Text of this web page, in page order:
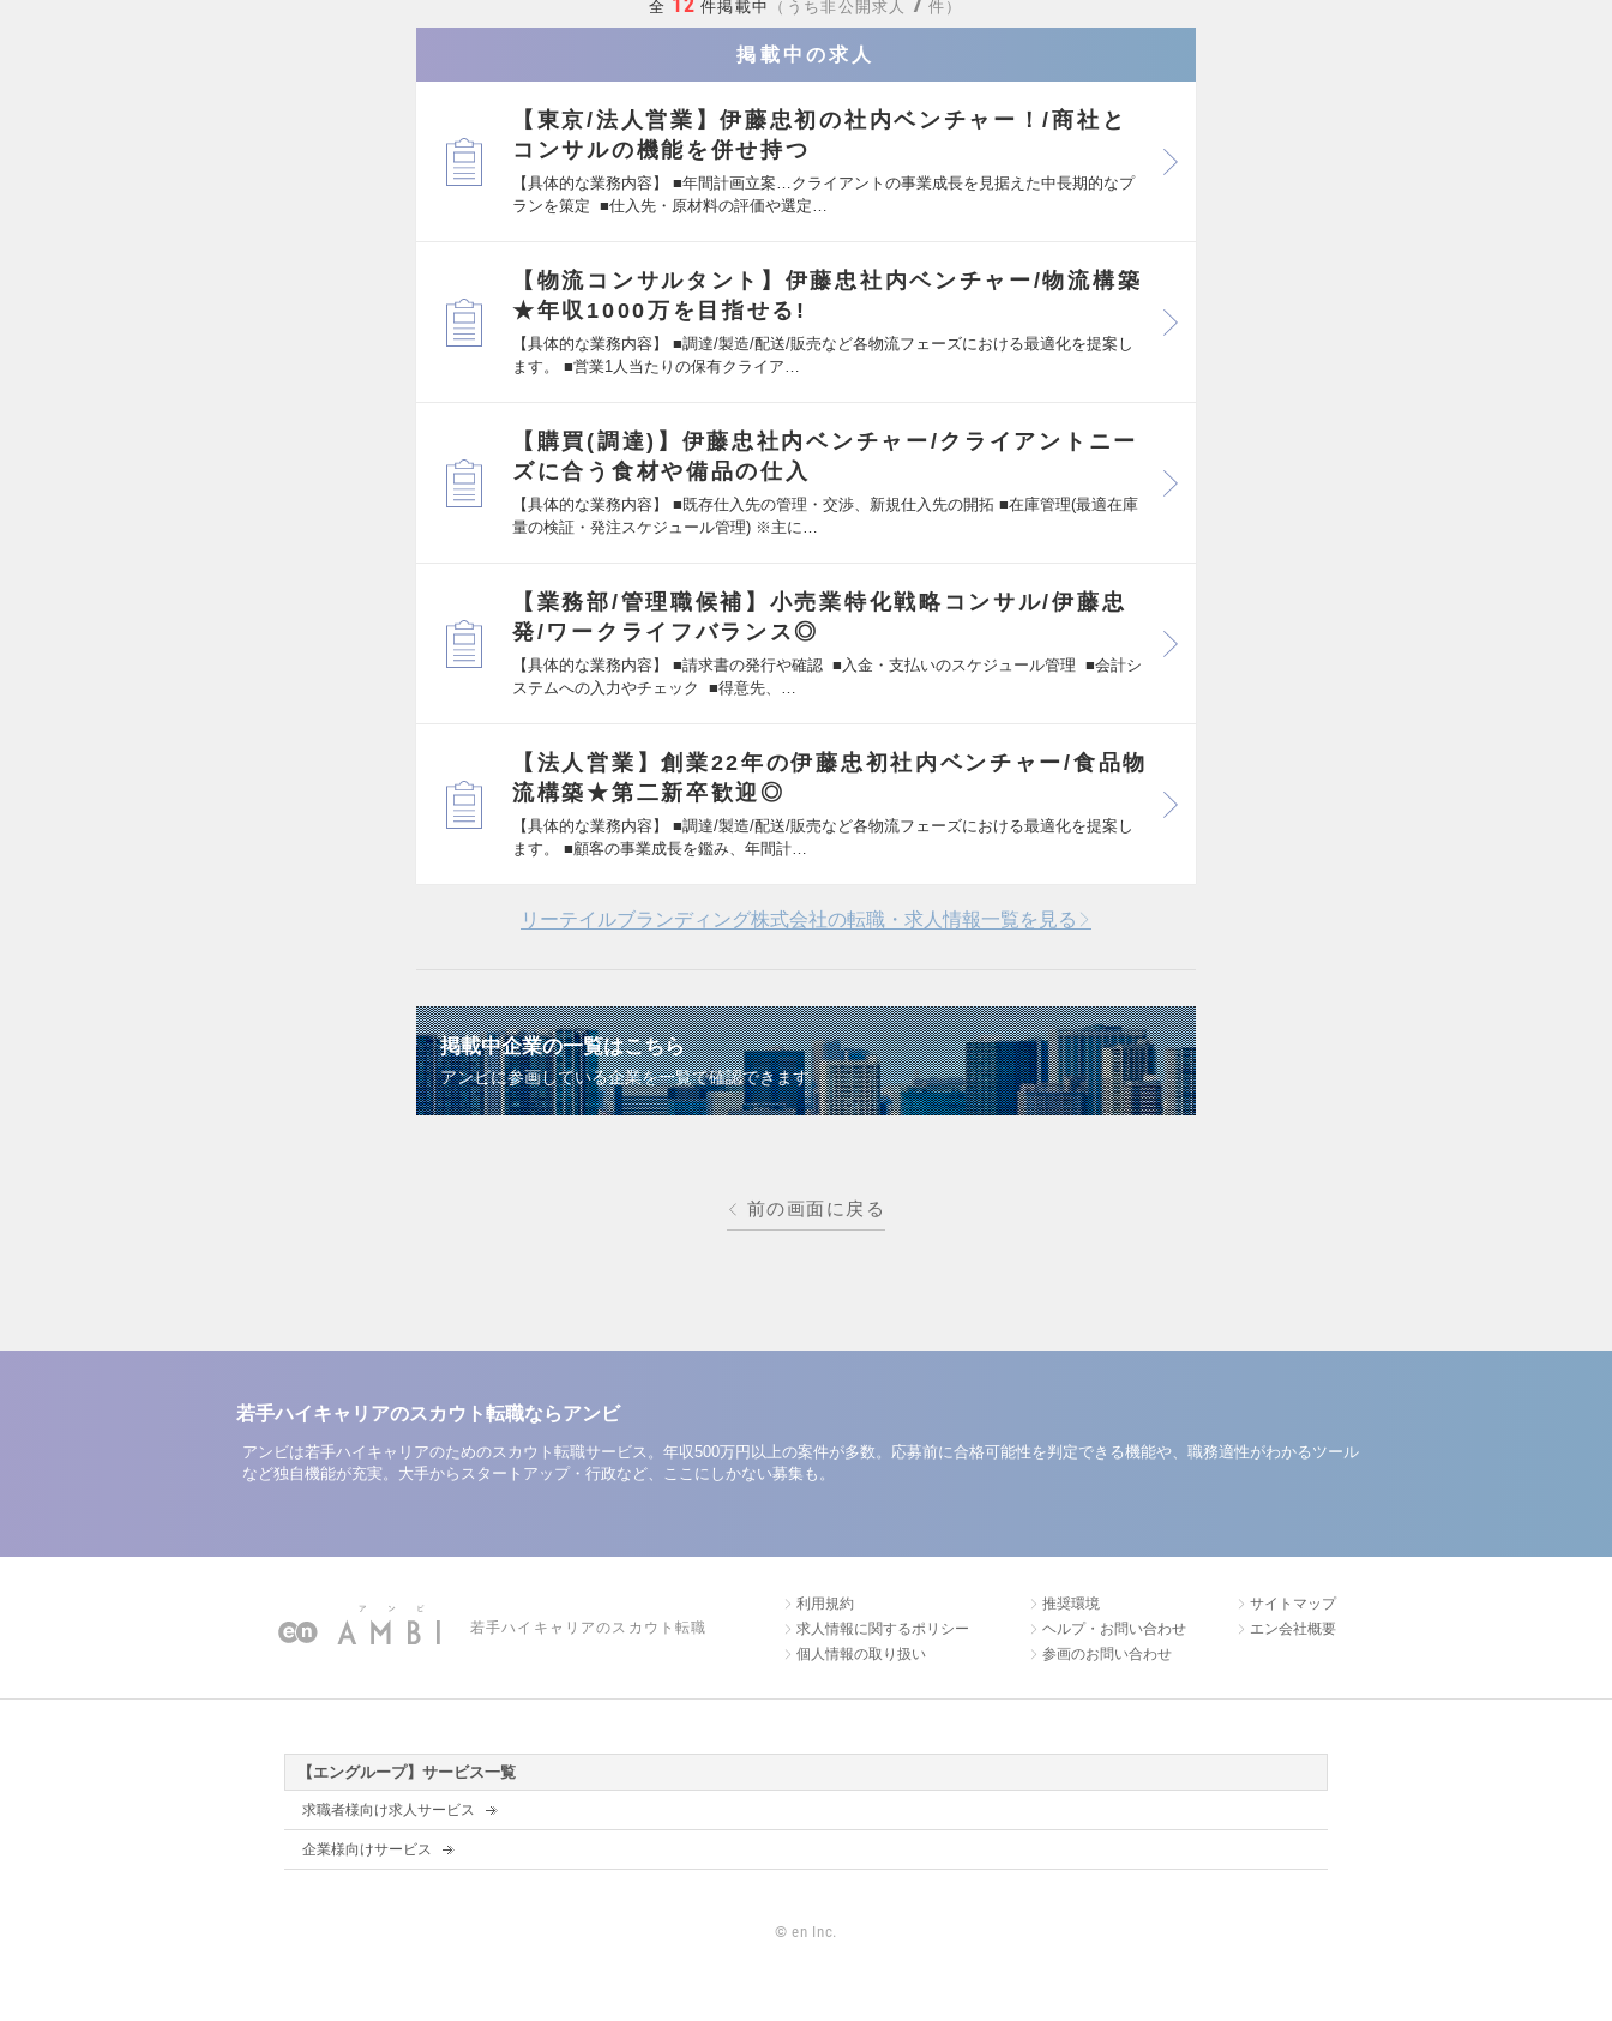
全 件掲載中 うち非公開求人 件
掲載中の求人
【東京/法人営業】伊藤忠初の社内ベンチャー！/商社と
コンサルの機能を併せ持つ
【具体的な業務内容】 ■年間計画立案…クライアントの事業成長を見据えた中長期的なプ
ランを策定 ■仕入先・原材料の評価や選定…
【物流コンサルタント】伊藤忠社内ベンチャー/物流構築
★年収1000万を目指せる!
【具体的な業務内容】 ■調達/製造/配送/販売など各物流フェーズにおける最適化を提案し
ます。 ■営業1人当たりの保有クライア…
【購買(調達)】伊藤忠社内ベンチャー/クライアントニー
ズに合う食材や備品の仕入
【具体的な業務内容】 ■既存仕入先の管理・交渉、新規仕入先の開拓 ■在庫管理(最適在庫
量の検証・発注スケジュール管理) ※主に…
【業務部/管理職候補】小売業特化戦略コンサル/伊藤忠
発/ワークライフバランス◎
【具体的な業務内容】 ■請求書の発行や確認 ■入金・支払いのスケジュール管理 ■会計シ
ステムへの入力やチェック ■得意先、…
【法人営業】創業22年の伊藤忠初社内ベンチャー/食品物
流構築★第二新卒歓迎◎
【具体的な業務内容】 ■調達/製造/配送/販売など各物流フェーズにおける最適化を提案し
ます。 ■顧客の事業成長を鑑み、年間計…
リーテイルブランディング株式会社の転職・求人情報一覧を見る
掲載中企業の一覧はこちら
アンビに参画している企業を一覧で確認できます
前の画面に戻る
若手ハイキャリアのスカウト転職ならアンビ
アンビは若手ハイキャリアのためのスカウト転職サービス。年収500万円以上の案件が多数。応募前に合格可能性を判定できる機能や、職務適性がわかるツール
など独自機能が充実。大手からスタートアップ・行政など、ここにしかない募集も。
若手ハイキャリアのスカウト転職
利用規約
求人情報に関するポリシー
個人情報の取り扱い
推奨環境
ヘルプ・お問い合わせ
参画のお問い合わせ
サイトマップ
エン会社概要
【エングループ】サービス一覧
求職者様向け求人サービス
企業様向けサービス
© en Inc.